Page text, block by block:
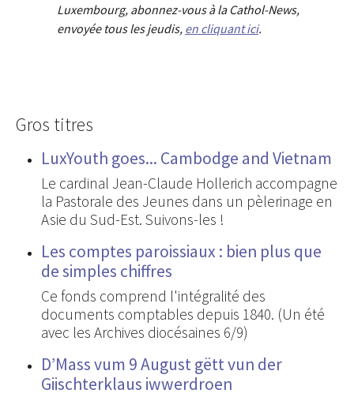
Luxembourg, abonnez-vous à la Cathol-News,
envoyée tous les jeudis, en cliquant ici.
Gros titres
LuxYouth goes... Cambodge and Vietnam
Le cardinal Jean-Claude Hollerich accompagne
la Pastorale des Jeunes dans un pèlerinage en
Asie du Sud-Est. Suivons-les !
Les comptes paroissiaux : bien plus que
de simples chiffres
Ce fonds comprend l'intégralité des
documents comptables depuis 1840. (Un été
avec les Archives diocésaines 6/9)
D’Mass vum 9 August gëtt vun der
Giischterklaus iwwerdroen